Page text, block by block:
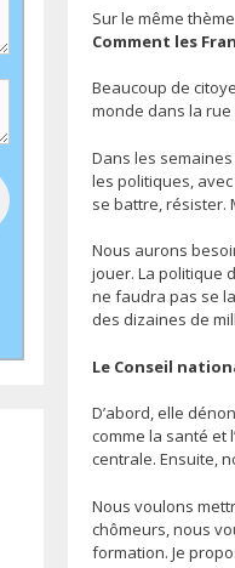
Sur le même
Comment les
Beaucoup de
monde dans la
Dans les
les politiques,
se battre, résister.
Nous aurons
jouer. La politique
ne faudra pas se
des dizaines de
Le Conseil
D’abord, elle
comme la santé et
centrale. Ensuite,
Nous voulons
chômeurs, nous
formation. Je